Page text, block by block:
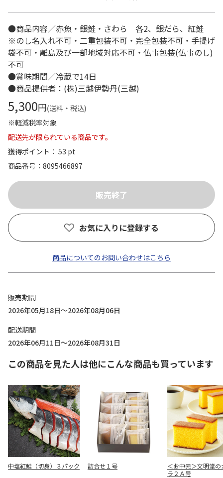
●商品内容／赤魚・銀鮭・さわら 各2、銀だら、紅鮭
※のし名入れ不可・二重包装不可・完全包装不可・手提げ
袋不可・離島及び一部地域対応不可・仏事包装(仏事のし)
不可
●賞味期間／冷蔵で14日
●商品提供者：(株)三越伊勢丹(三越)
5,300円(送料・税込)
※軽減税率対象
配送先が限られている商品です。
獲得ポイント： 53 pt
商品番号
8095466897
お気に入りに登録する
商品についてのお問い合わせはこちら
販売期間
2026年05月18日～2026年08月06日
配送期間
2026年06月11日～2026年08月31日
この商品を見た人は他にこんな商品も買っています
中塩紅鮭（切身）３パック 詰合せ１号
＜お中元＞文明堂の
ラ２Ａ号